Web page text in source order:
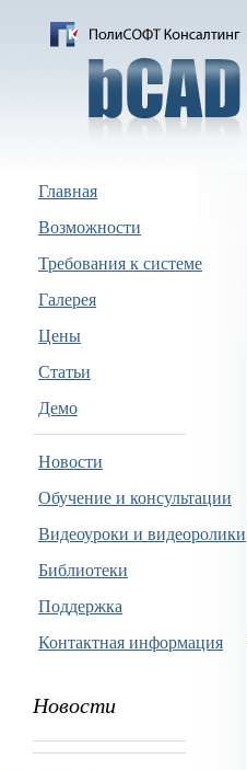
Главная
Возможности
Требования к системе
Галерея
Цены
Статьи
Демо
Новости
Обучение и консультации
Видеоуроки и видеоролики
Библиотеки
Поддержка
Контактная информация
Новости